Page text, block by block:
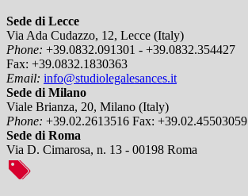
Sede di Lecce
Via Ada Cudazzo, 12, Lecce (Italy)
Phone: +39.0832.091301 - +39.0832.354427
Fax: +39.0832.1830363
Email: info@studiolegalesances.it
Sede di Milano
Viale Brianza, 20, Milano (Italy)
Phone: +39.02.2613516 Fax: +39.02.45503059
Sede di Roma
Via D. Cimarosa, n. 13 - 00198 Roma